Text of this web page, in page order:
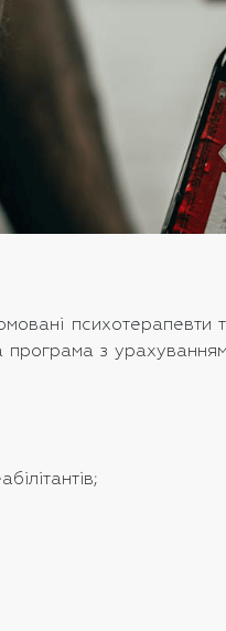
психотерапевти
з